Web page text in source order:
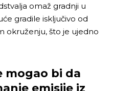
omaž gradnji u
gradile isključivo od
okruženju, što je ujedno
mogao bi da
emisije iz